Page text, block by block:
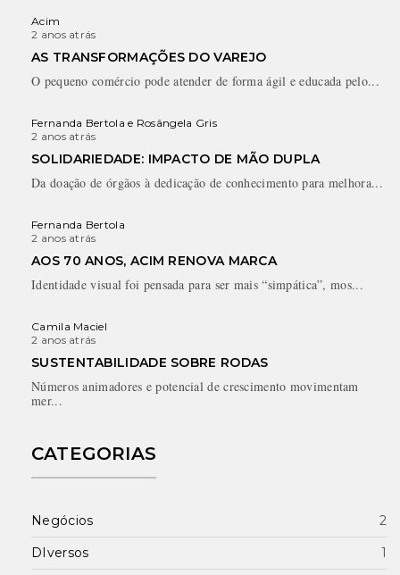
Acim
2 anos atrás
AS TRANSFORMAÇÕES DO VAREJO
O pequeno comércio pode atender de forma ágil e educada pelo...
Fernanda Bertola e Rosângela Gris
2 anos atrás
SOLIDARIEDADE: IMPACTO DE MÃO DUPLA
Da doação de órgãos à dedicação de conhecimento para melhora...
Fernanda Bertola
2 anos atrás
AOS 70 ANOS, ACIM RENOVA MARCA
Identidade visual foi pensada para ser mais “simpática”, mos...
Camila Maciel
2 anos atrás
SUSTENTABILIDADE SOBRE RODAS
Números animadores e potencial de crescimento movimentam
mer...
CATEGORIAS
Negócios
2
DIversos
1